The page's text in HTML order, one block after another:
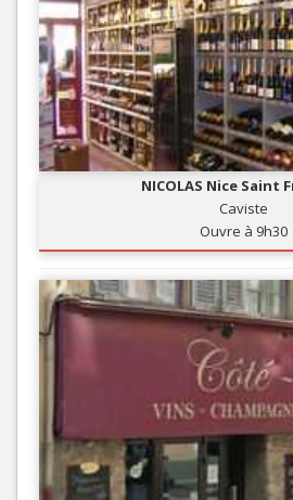
NICOLAS Nice Saint
Caviste
Ouvre à 9h30